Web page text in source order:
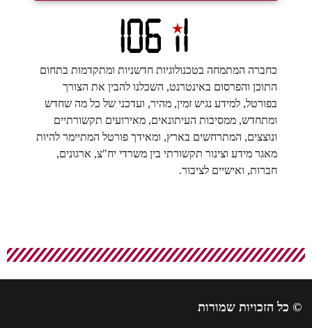
כחברה המתמחה בטכנולוגיות חדשניות ומתקדמות בתחום
התוכן והפרסום באינטרנט, השכלנו להבין את הצורך
בפורטל, למידע נגיש זמין, מהיר, ועדכני של כל מה שחדש
ומתחדש, ממסיבות העיתונאים, מאירועים תקשורתיים
ונוצצים, המתרחשים בארץ, ומאידך פורטל המתיימר להיות
מאגר מידע וצינור תקשורתי בין משרדי יח"צ, ארגונים,
חברות, ואישיים לציבור.
© כל הזכויות שמורות